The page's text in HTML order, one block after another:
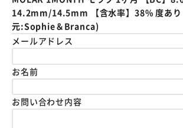
14.2mm/14.5mm 【含水率】38% 度あり
元:Sophie＆Branca)
メールアドレス
お名前
お問い合わせ内容